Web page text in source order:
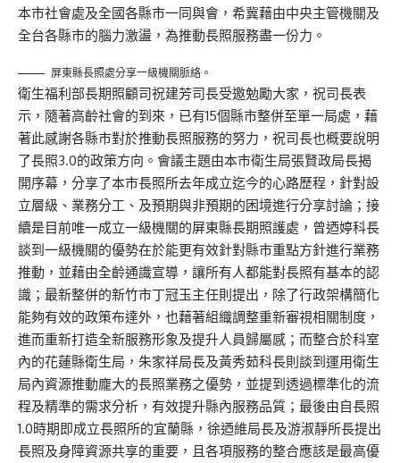
本市社會處及全國各縣市一同與會，希冀藉由中央主管機關及
全台各縣市的腦力激盪，為推動長照服務盡一份力。
屏東縣長照處分享一級機關脈絡。
衛生福利部長期照顧司祝建芳司長受邀勉勵大家，祝司長表
示，隨著高齡社會的到來，已有15個縣市整併至單一局處，藉
著此感謝各縣市對於推動長照服務的努力，祝司長也概要說明
了長照3.0的政策方向。會議主題由本市衛生局張賢政局長揭
開序幕，分享了本市長照所去年成立迄今的心路歷程，針對設
立層級、業務分工、及預期與非預期的困境進行分享討論；接
續是目前唯一成立一級機關的屏東縣長期照護處，曾迺婷科長
談到一級機關的優勢在於能更有效針對縣市重點方針進行業務
推動，並藉由全齡通識宣導，讓所有人都能對長照有基本的認
識；最新整併的新竹市丁冠玉主任則提出，除了行政架構簡化
能夠有效的政策布達外，也藉著組織調整重新審視相關制度，
進而重新打造全新服務形象及提升人員歸屬感；而整合於科室
內的花蓮縣衛生局，朱家祥局長及黃秀茹科長則談到運用衛生
局內資源推動龐大的長照業務之優勢，並提到透過標準化的流
程及精準的需求分析，有效提升縣內服務品質；最後由自長照
1.0時期即成立長照所的宜蘭縣，徐迺維局長及游淑靜所長提出
長照及身障資源共享的重要，且各項服務的整合應該是最高優